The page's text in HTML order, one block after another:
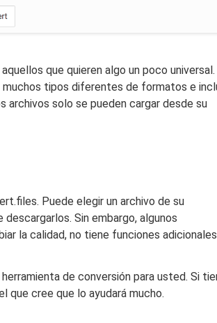
que quieren algo un poco universal.
tipos diferentes de formatos e
archivos solo se pueden cargar desde su
Puede elegir un archivo de su
Sin embargo, algunos
la calidad, no tiene funciones
de conversión para usted. Si
que cree que lo ayudará mucho.